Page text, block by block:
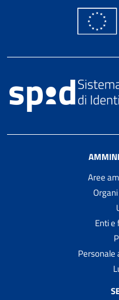
Aree
Enti